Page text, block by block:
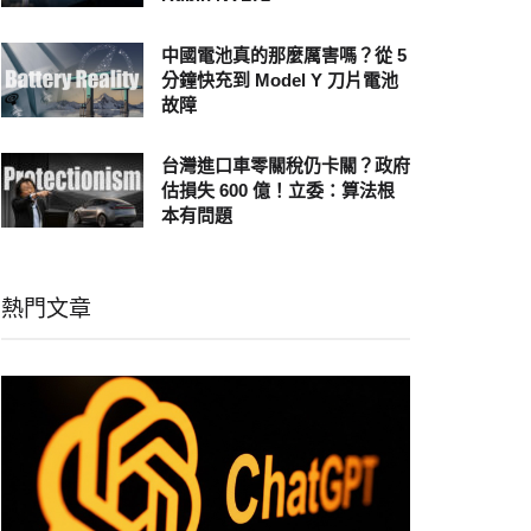
中國電池真的那麼厲害嗎？從 5
分鐘快充到 Model Y 刀片電池
故障
台灣進口車零關稅仍卡關？政府
估損失 600 億！立委：算法根
本有問題
熱門文章